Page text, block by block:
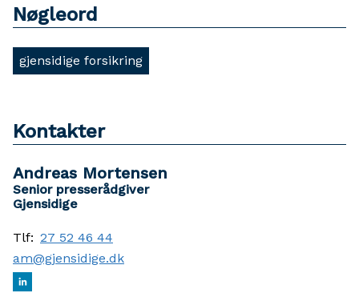
Nøgleord
gjensidige forsikring
Kontakter
Andreas Mortensen
Senior presserådgiver
Gjensidige
Tlf: 27 52 46 44
am@gjensidige.dk